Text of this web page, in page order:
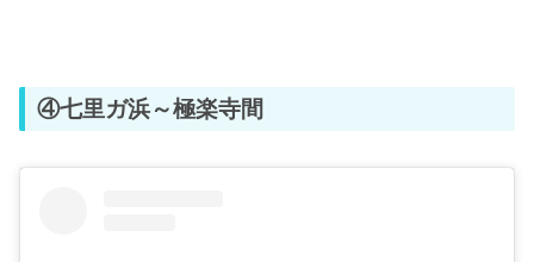
④七里ガ浜～極楽寺間